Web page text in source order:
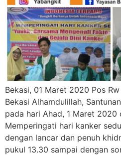
Bekasi, 01 Maret 2020 Pos
Bekasi Alhamdulillah,
pada hari Ahad, 1 Maret 2020
Memperingati hari kanker
dengan lancar dan penuh
pukul 13.30 sampai dengan